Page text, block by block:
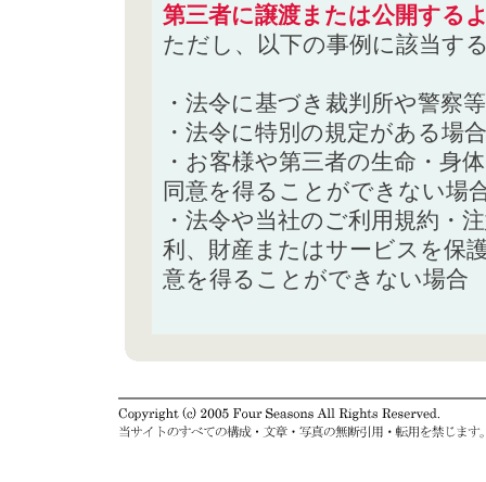
第三者に譲渡または公開する
ただし、以下の事例に該当す
・法令に基づき裁判所や警察
・法令に特別の規定がある場合
・お客様や第三者の生命・身
同意を得ることができない場
・法令や当社のご利用規約・
利、財産またはサービスを保
意を得ることができない場合